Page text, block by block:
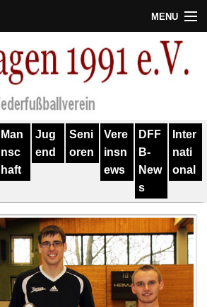
MENU
Man
nsc
haft
Jug
end
Seni
oren
Vere
insn
ews
DFF
B-
New
s
Inter
nati
onal